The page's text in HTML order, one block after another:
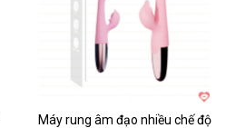
Máy rung âm đạo nhiều chế độ